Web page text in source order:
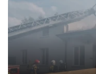
Pożar stolarni.